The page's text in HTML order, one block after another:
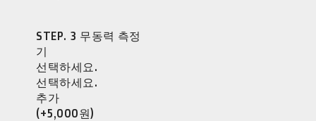
STEP. 3 무동력 측정
기
선택하세요.
선택하세요.
추가
(+5,000원)